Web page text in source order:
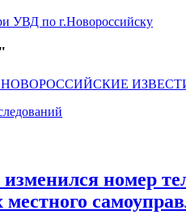
УВД по г.Новороссийску
"НОВОРОССИЙСКИЕ
номер